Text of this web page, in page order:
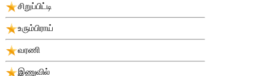
சிறுப்பிட்டி
உரும்பிராய்
வரணி
இணுவில்